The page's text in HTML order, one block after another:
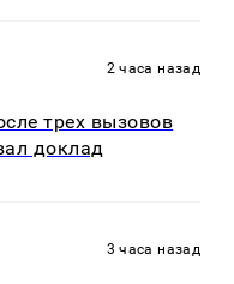
2 часа назад
трех вызовов
доклад
3 часа назад